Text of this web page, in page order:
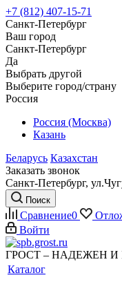
+7 (812) 407-15-71
Санкт-Петербург
Ваш город
Санкт-Петербург
Да
Выбрать другой
Выберите город/страну
Россия
Россия (Москва)
Казань
Беларусь Казахстан
Заказать звонок
Санкт-Петербург,
Поиск
Сравнение0
Войти
ГРОСТ – НАДЕЖЕН И
Каталог